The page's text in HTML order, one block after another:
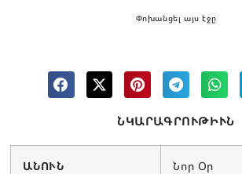
ՆԿԱՐԱԳՐՈՒԹԻՒՆ
ԱՆՈՒՆ Նոր Օր
Փոխանցել այս էջը